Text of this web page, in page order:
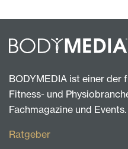
BODYMEDIA ist einer der
Fitness- und
Fachmagazine und Events.
Ratgeber